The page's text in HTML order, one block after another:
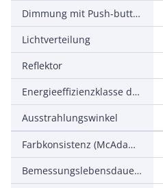
Dimmung mit Push-button
Lichtverteilung
Reflektor
Energieeffizienzklasse der Lichtquelle nach EU-Richtlinie 2019/2015
Ausstrahlungswinkel
Farbkonsistenz (McAdam-Ellipse)
Bemessungslebensdauer L70/B50 bei 25 °C